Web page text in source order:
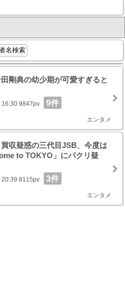
名検索
剛典の幼少期が可愛すぎると
9847pv 9件
エンタメ
収疑惑の三代目JSB、今度は
to TOKYO」にパクリ疑
8115pv 3件
エンタメ